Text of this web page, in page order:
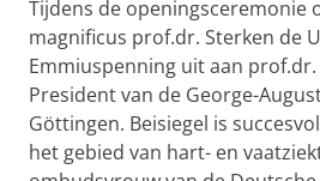
Tijdens de openingsceremonie
magnificus prof.dr. Sterken de
Emmiuspenning uit aan prof.dr.
President van de George-
Göttingen. Beisiegel is
het gebied van hart- en